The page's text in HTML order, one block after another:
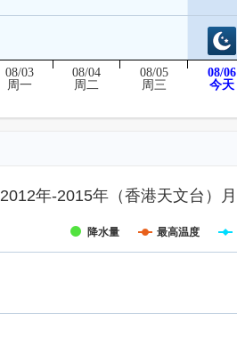
08/03
周一
08/04
周二
08/05
周三
08/06
今天
2012年-2015年（香港天文台）
降水量 最高温度